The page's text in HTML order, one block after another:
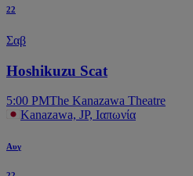
22
Σαβ
Hoshikuzu Scat
5:00 PMThe Kanazawa Theatre
Kanazawa, JP, Ιαπωνία
Αυγ